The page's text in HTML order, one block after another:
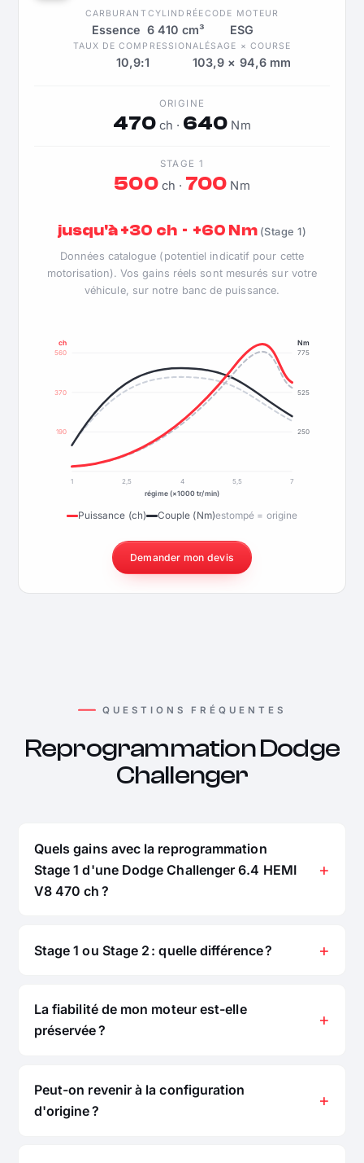
CARBURANT
Essence
CYLINDRÉE
6 410 cm³
CODE MOTEUR
ESG
TAUX DE COMPRESSION
10,9:1
ALÉSAGE × COURSE
103,9 × 94,6 mm
ORIGINE
470ch · 640 Nm
STAGE 1
500ch · 700 Nm
jusqu'à +30 ch · +60 Nm (Stage 1)
Données catalogue (potentiel indicatif pour cette
motorisation). Vos gains réels sont mesurés sur votre
véhicule, sur notre banc de puissance.
190
370
560
250
525
775
ch Nm
1 2,5 4 5,5
7
régime (×1000 tr/min)
Puissance (ch) Couple (Nm)estompé = origine
Demander mon devis
QUESTIONS FRÉQUENTES
Reprogrammation Dodge
Challenger
Quels gains avec la reprogrammation
Stage 1 d'une Dodge Challenger 6.4 HEMI
V8 470 ch ?
Stage 1 ou Stage 2 : quelle différence ?
La fiabilité de mon moteur est-elle
préservée ?
Peut-on revenir à la configuration
d'origine ?